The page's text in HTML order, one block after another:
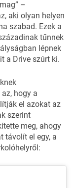
–
aki olyan helyen
szabad. Ezek a
tűnnek
lépnek
a Drive szúrt ki.
hogy a
el azokat az
szerint
meg, ahogy
távolít el egy, a